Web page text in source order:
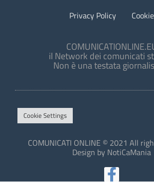
Privacy Policy Cookie
il Network dei comunicati
Non è una testata
Cookie Settings
COMUNICATI ONLINE © 2021 All
Design by NotiCaMania